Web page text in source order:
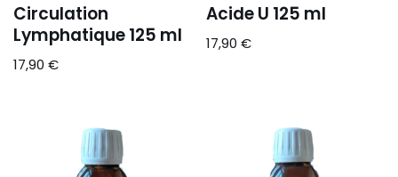
Circulation
Lymphatique 125 ml
17,90 €
Acide U 125 ml
17,90€